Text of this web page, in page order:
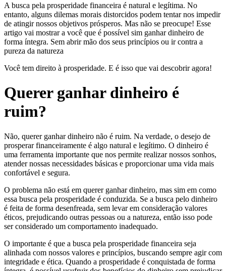
A busca pela prosperidade financeira é natural e legítima. No
entanto, alguns dilemas morais distorcidos podem tentar nos impedir
de atingir nossos objetivos prósperos. Mas não se preocupe! Esse
artigo vai mostrar a você que é possível sim ganhar dinheiro de
forma íntegra. Sem abrir mão dos seus princípios ou ir contra a
pureza da natureza
Você tem direito à prosperidade. E é isso que vai descobrir agora!
Querer ganhar dinheiro é
ruim?
Não, querer ganhar dinheiro não é ruim. Na verdade, o desejo de
prosperar financeiramente é algo natural e legítimo. O dinheiro é
uma ferramenta importante que nos permite realizar nossos sonhos,
atender nossas necessidades básicas e proporcionar uma vida mais
confortável e segura.
O problema não está em querer ganhar dinheiro, mas sim em como
essa busca pela prosperidade é conduzida. Se a busca pelo dinheiro
é feita de forma desenfreada, sem levar em consideração valores
éticos, prejudicando outras pessoas ou a natureza, então isso pode
ser considerado um comportamento inadequado.
O importante é que a busca pela prosperidade financeira seja
alinhada com nossos valores e princípios, buscando sempre agir com
integridade e ética. Quando a prosperidade é conquistada de forma